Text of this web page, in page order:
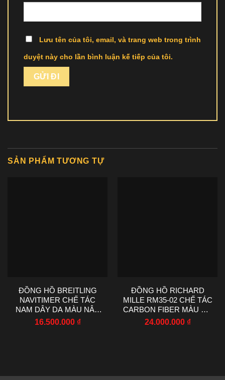
Lưu tên của tôi, email, và trang web trong trình
duyệt này cho lần bình luận kế tiếp của tôi.
SẢN PHẨM TƯƠNG TỰ
ĐỒNG HỒ BREITLING
NAVITIMER CHẾ TÁC
NAM DÂY DA MÀU NÂU
NHÀ MÁY EF 43MM
16.500.000 ₫
ĐỒNG HỒ RICHARD
MILLE RM35-02 CHẾ TÁC
CARBON FIBER MÀU ĐỎ
NHÀ MÁY RM
24.000.000 ₫